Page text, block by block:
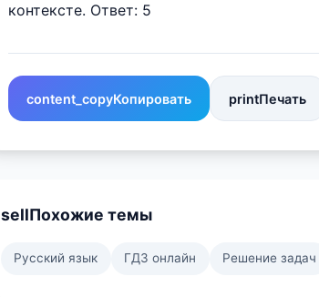
контексте. Ответ: 5
content_copyКопировать printПечать
sellПохожие темы
Русский язык ГДЗ онлайн Решение задач